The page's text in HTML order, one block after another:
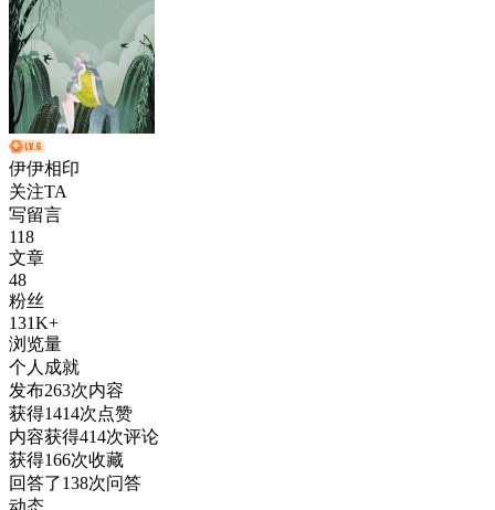
伊伊相印
关注TA
写留言
118
文章
48
粉丝
131K+
浏览量
个人成就
发布263次内容
获得1414次点赞
内容获得414次评论
获得166次收藏
回答了138次问答
动态